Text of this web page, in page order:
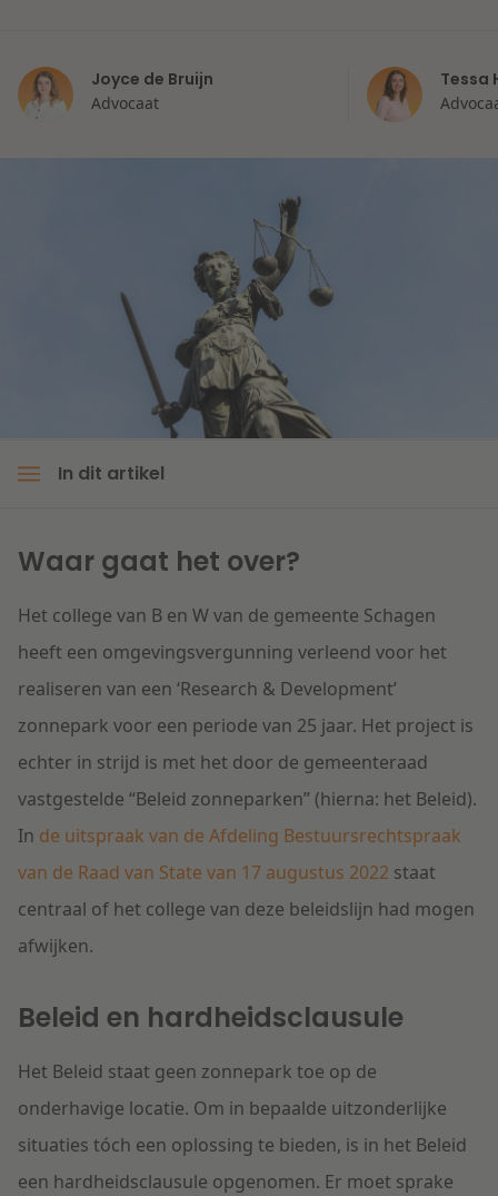
Vastgoed
Aanbesteding & Mededinging
Aansprakelijkheid & Verzekering
Lees meer
Dichtbij de wendbare onderneming
Lees meer
Joyce de Bruijn
Advocaat
Tessa
In dit artikel
Waar gaat het over?
Het college van B en W van de gemeente Schagen
heeft een omgevingsvergunning verleend voor het
realiseren van een ‘Research & Development’
zonnepark voor een periode van 25 jaar. Het project is
echter in strijd is met het door de gemeenteraad
vastgestelde “Beleid zonneparken” (hierna: het Beleid).
In de uitspraak van de Afdeling Bestuursrechtspraak
van de Raad van State van 17 augustus 2022 staat
centraal of het college van deze beleidslijn had mogen
afwijken.
Beleid en hardheidsclausule
Het Beleid staat geen zonnepark toe op de
onderhavige locatie. Om in bepaalde uitzonderlijke
situaties tóch een oplossing te bieden, is in het Beleid
een hardheidsclausule opgenomen. Er moet sprake